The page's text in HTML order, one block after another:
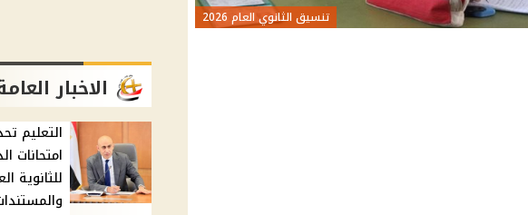
تنسيق الثانوي العام 2026
الاخبار
التعليم
للثانوية